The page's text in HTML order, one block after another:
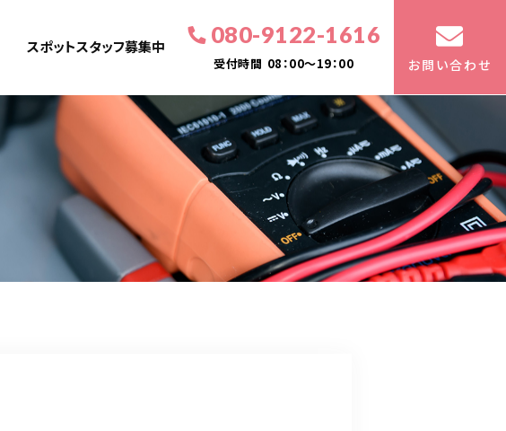
スポットスタッフ募集中 080-9122-1616
受付時間 08：00～19：00 お問い合わせ